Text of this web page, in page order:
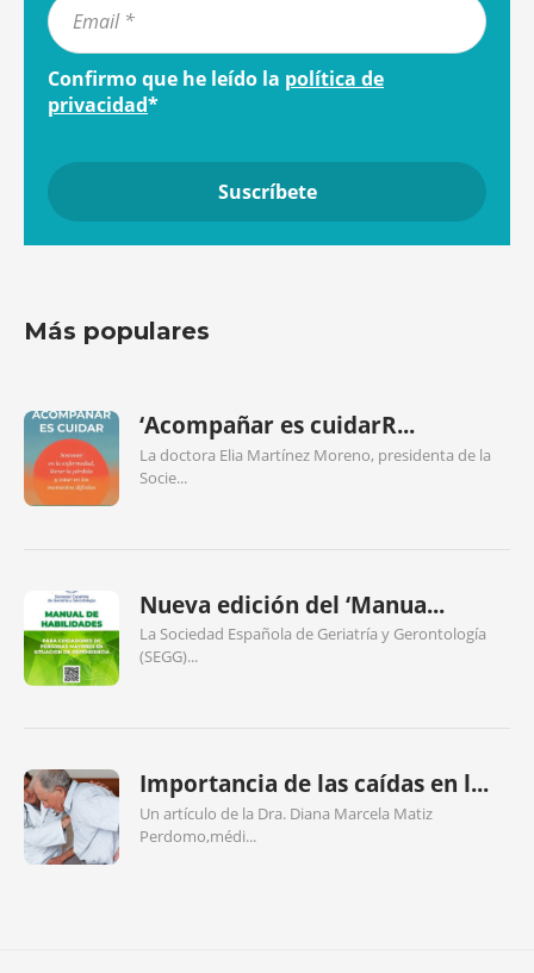
Confirmo que he leído la política de
privacidad*
Más populares
‘Acompañar es cuidarR...
La doctora Elia Martínez Moreno, presidenta de la
Socie...
Nueva edición del ‘Manua...
La Sociedad Española de Geriatría y Gerontología
(SEGG)...
Importancia de las caídas en l...
Un artículo de la Dra. Diana Marcela Matiz
Perdomo,médi...